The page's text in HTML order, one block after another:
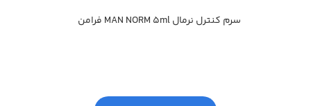
سرم كنترل نرمال MAN NORM 5ml فرامن